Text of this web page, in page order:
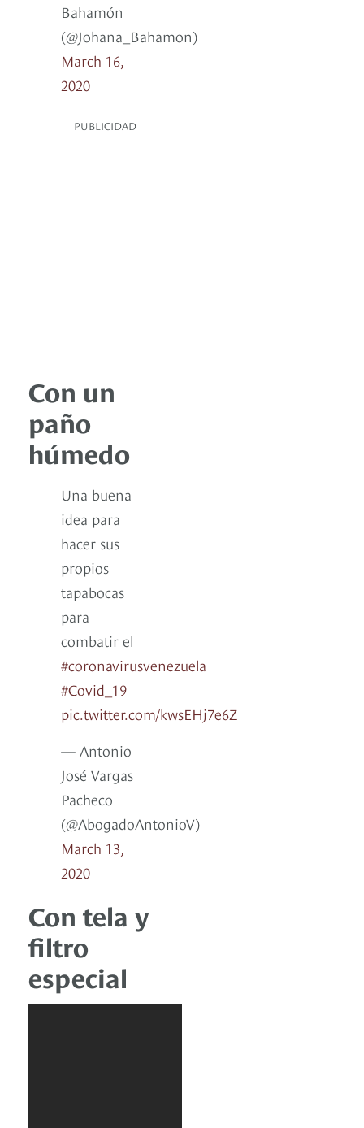
Bahamón
(@Johana_Bahamon)
March 16,
2020
PUBLICIDAD
Con un
paño
húmedo
Una buena
idea para
hacer sus
propios
tapabocas
para
combatir el
#coronavirusvenezuela
#Covid_19
pic.twitter.com/kwsEHj7e6Z
— Antonio
José Vargas
Pacheco
(@AbogadoAntonioV)
March 13,
2020
Con tela y
filtro
especial